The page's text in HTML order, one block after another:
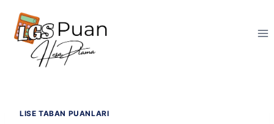
content
LISE TABAN PUANLARI